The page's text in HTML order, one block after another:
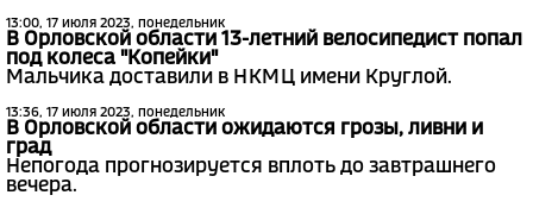
13:00, 17 июля 2023, понедельник
В Орловской области 13-летний велосипедист попал
под колеса "Копейки"
Мальчика доставили в НКМЦ имени Круглой.
13:36, 17 июля 2023, понедельник
В Орловской области ожидаются грозы, ливни и
град
Непогода прогнозируется вплоть до завтрашнего
вечера.